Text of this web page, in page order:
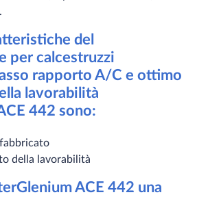
del
per calcestruzzi
rapporto A/C e ottimo
lavorabilità
442 sono:
della lavorabilità
ACE 442 una